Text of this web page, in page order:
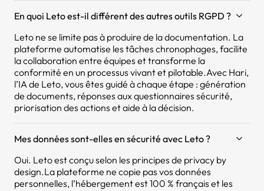
En quoi Leto est-il différent des autres outils RGPD ?
Leto ne se limite pas à produire de la documentation. La
plateforme automatise les tâches chronophages, facilite
la collaboration entre équipes et transforme la
conformité en un processus vivant et pilotable.Avec Hari,
l’IA de Leto, vous êtes guidé à chaque étape : génération
de documents, réponses aux questionnaires sécurité,
priorisation des actions et aide à la décision.
Mes données sont-elles en sécurité avec Leto ?
Oui. Leto est conçu selon les principes de privacy by
design.La plateforme ne copie pas vos données
personnelles, l’hébergement est 100 % français et les